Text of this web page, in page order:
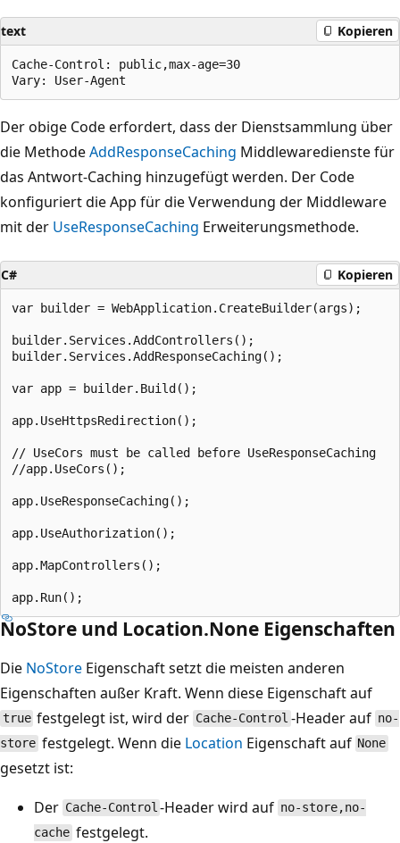
text Kopieren
Cache-Control: public,max-age=30
Der obige Code erfordert, dass der Dienstsammlung über
die MethodeAddResponseCaching Middlewaredienste für
das Antwort-Caching hinzugefügt werden. Der Code
konfiguriert die App für die Verwendung der Middleware
mit der UseResponseCaching Erweiterungsmethode.
C# Kopieren
var builder = WebApplication.CreateBuilder(args);
builder.Services.AddControllers();
builder.Services.AddResponseCaching();
var app = builder.Build();
app.UseHttpsRedirection();
// UseCors must be called before UseResponseCaching
//app.UseCors();
app.UseResponseCaching();
app.UseAuthorization();
app.MapControllers();
NoStore und Location.None Eigenschaften
Die NoStore Eigenschaft setzt die meisten anderen
Eigenschaften außer Kraft. Wenn diese Eigenschaft auf
true festgelegt ist, wird der Cache-Control -Header auf no-
store festgelegt. Wenn die Location Eigenschaft auf None
gesetzt ist:
Der Cache-Control -Header wird auf no-store,no-
cache festgelegt.